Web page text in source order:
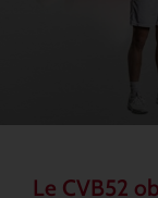
Le CVB52